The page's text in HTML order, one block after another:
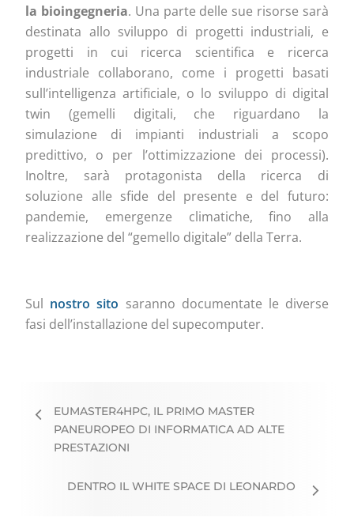
la bioingegneria. Una parte delle sue risorse sarà
destinata allo sviluppo di progetti industriali, e
progetti in cui ricerca scientifica e ricerca
industriale collaborano, come i progetti basati
sull’intelligenza artificiale, o lo sviluppo di digital
twin (gemelli digitali, che riguardano la
simulazione di impianti industriali a scopo
predittivo, o per l’ottimizzazione dei processi).
Inoltre, sarà protagonista della ricerca di
soluzione alle sfide del presente e del futuro:
pandemie, emergenze climatiche, fino alla
realizzazione del “gemello digitale” della Terra.
Sul nostro sito saranno documentate le diverse
fasi dell’installazione del supecomputer.
EUMASTER4HPC, IL PRIMO MASTER
PANEUROPEO DI INFORMATICA AD ALTE
PRESTAZIONI
DENTRO IL WHITE SPACE DI LEONARDO